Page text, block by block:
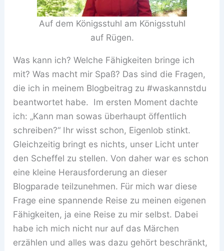
Auf dem Königsstuhl am Königsstuhl
auf Rügen.
Was kann ich? Welche Fähigkeiten bringe ich
mit? Was macht mir Spaß? Das sind die Fragen,
die ich in meinem Blogbeitrag zu #waskannstdu
beantwortet habe. Im ersten Moment dachte
ich: „Kann man sowas überhaupt öffentlich
schreiben?“ Ihr wisst schon, Eigenlob stinkt.
Gleichzeitig bringt es nichts, unser Licht unter
den Scheffel zu stellen. Von daher war es schon
eine kleine Herausforderung an dieser
Blogparade teilzunehmen. Für mich war diese
Frage eine spannende Reise zu meinen eigenen
Fähigkeiten, ja eine Reise zu mir selbst. Dabei
habe ich mich nicht nur auf das Märchen
erzählen und alles was dazu gehört beschränkt,